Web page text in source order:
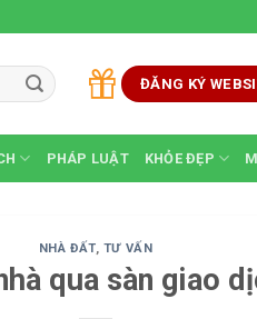
ĐĂNG KÝ
PHÁP LUẬT KHỎE ĐẸP
NHÀ ĐẤT, TƯ VẤN
qua sàn giao